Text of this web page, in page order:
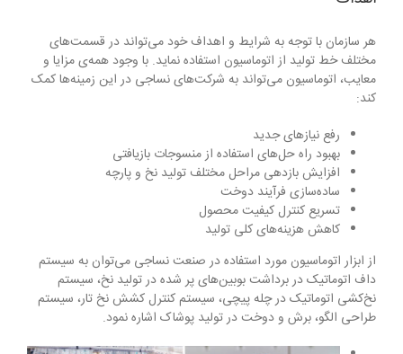
هر سازمان با توجه به شرایط و اهداف خود می‌تواند در قسمت‌های
مختلف خط تولید از اتوماسیون استفاده نماید. با وجود همه‌ی مزایا و
معایب، اتوماسیون می‌تواند به شرکت‌های نساجی در این زمینه‌ها کمک
‌کند:
رفع نیازهای جدید
بهبود راه حل‌های استفاده از منسوجات بازیافتی
افزایش بازدهی مراحل مختلف تولید نخ و پارچه
ساده‌سازی فرآیند دوخت
تسریع کنترل کیفیت محصول
کاهش هزینه‌های کلی تولید
از ابزار اتوماسیون مورد استفاده در صنعت نساجی می‌توان به سیستم
داف اتوماتیک در برداشت بوبین‌های پر شده در تولید نخ، سیستم
نخ‌کشی اتوماتیک در چله پیچی، سیستم کنترل کشش نخ تار، سیستم
طراحی الگو، برش و دوخت در تولید پوشاک اشاره نمود.